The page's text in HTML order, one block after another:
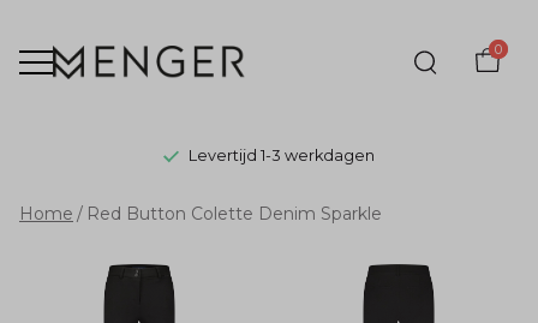
0
Levertijd 1-3 werkdagen
Red
Button
Home Red Button Colette Denim Sparkle